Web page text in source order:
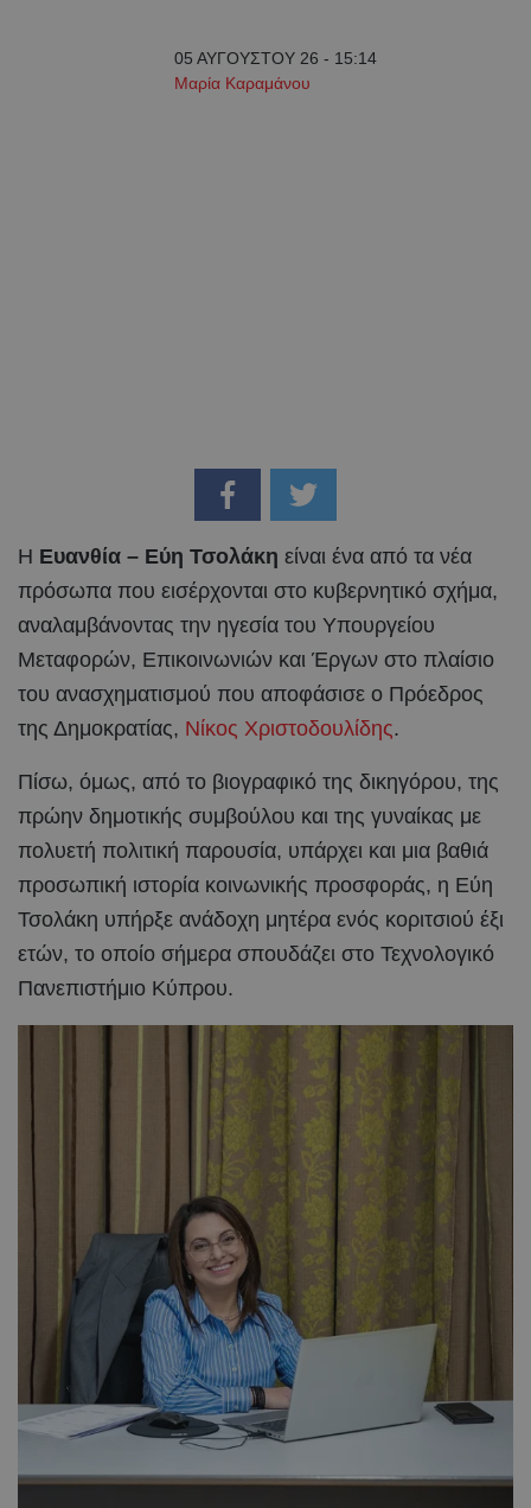
05 ΑΥΓΟΥΣΤΟΥ 26 - 15:14
Μαρία Καραμάνου
Η Ευανθία – Εύη Τσολάκη είναι ένα από τα νέα
πρόσωπα που εισέρχονται στο κυβερνητικό σχήμα,
αναλαμβάνοντας την ηγεσία του Υπουργείου
Μεταφορών, Επικοινωνιών και Έργων στο πλαίσιο
του ανασχηματισμού που αποφάσισε ο Πρόεδρος
της Δημοκρατίας, Νίκος Χριστοδουλίδης.
Πίσω, όμως, από το βιογραφικό της δικηγόρου, της
πρώην δημοτικής συμβούλου και της γυναίκας με
πολυετή πολιτική παρουσία, υπάρχει και μια βαθιά
προσωπική ιστορία κοινωνικής προσφοράς, η Εύη
Τσολάκη υπήρξε ανάδοχη μητέρα ενός κοριτσιού έξι
ετών, το οποίο σήμερα σπουδάζει στο Τεχνολογικό
Πανεπιστήμιο Κύπρου.